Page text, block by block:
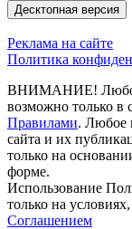
Десктопная версия
Реклама на сайте
Политика
ВНИМАНИЕ! Любое
возможно только в
Правилами. Любое
сайта и их
только на
форме.
Использование
только на
Соглашением